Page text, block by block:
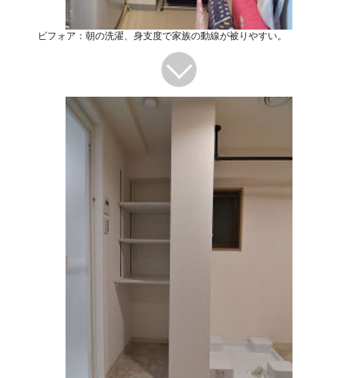
ビフォア：朝の洗濯、身支度で家族の動線が被りやすい。